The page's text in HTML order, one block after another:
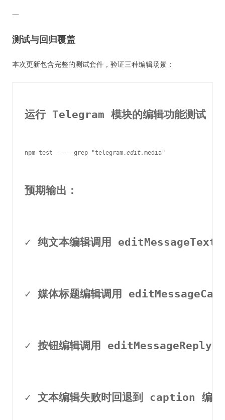
—
测试与回归覆盖
本次更新包含完整的测试套件，验证三种编辑场景：
运行 Telegram 模块的编辑功能测试
npm test -- --grep "telegram.edit. media"
预期输出：
✓ 纯文本编辑调用 editMessageText
✓ 媒体标题编辑调用
✓ 按钮编辑调用
✓ 文本编辑失败时回退到 caption 编辑